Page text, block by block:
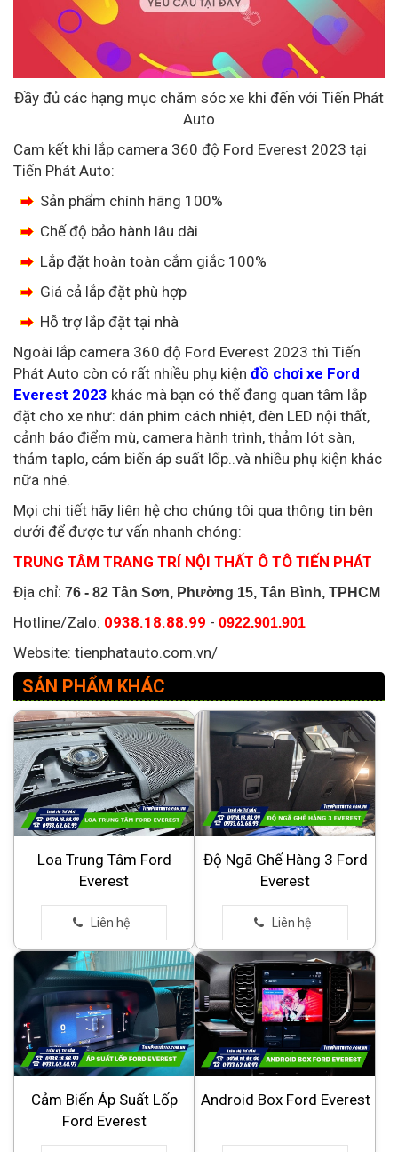
Đầy đủ các hạng mục chăm sóc xe khi đến với Tiến Phát
Auto
Cam kết khi lắp camera 360 độ Ford Everest 2023 tại
Tiến Phát Auto:
Sản phẩm chính hãng 100%
Chế độ bảo hành lâu dài
Lắp đặt hoàn toàn cắm giắc 100%
Giá cả lắp đặt phù hợp
Hỗ trợ lắp đặt tại nhà
Ngoài lắp camera 360 độ Ford Everest 2023 thì Tiến
Phát Auto còn có rất nhiều phụ kiện đồ chơi xe Ford
Everest 2023 khác mà bạn có thể đang quan tâm lắp
đặt cho xe như: dán phim cách nhiệt, đèn LED nội thất,
cảnh báo điểm mù, camera hành trình, thảm lót sàn,
thảm taplo, cảm biến áp suất lốp..và nhiều phụ kiện khác
nữa nhé.
Mọi chi tiết hãy liên hệ cho chúng tôi qua thông tin bên
dưới để được tư vấn nhanh chóng:
TRUNG TÂM TRANG TRÍ NỘI THẤT Ô TÔ TIẾN PHÁT
Địa chỉ: 76 - 82 Tân Sơn, Phường 15, Tân Bình, TPHCM
Hotline/Zalo: 0938.18.88.99 - 0922.901.901
Website: tienphatauto.com.vn/
SẢN PHẨM KHÁC
Loa Trung Tâm Ford
Everest
Độ Ngã Ghế Hàng 3 Ford
Everest
Cảm Biến Áp Suất Lốp
Ford Everest
Android Box Ford Everest